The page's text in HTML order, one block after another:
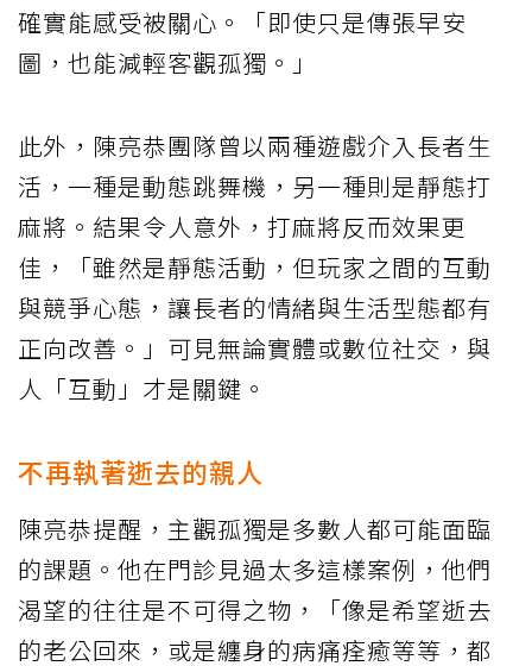
確實能感受被關心。「即使只是傳張早安
圖，也能減輕客觀孤獨。」
此外，陳亮恭團隊曾以兩種遊戲介入長者生
活，一種是動態跳舞機，另一種則是靜態打
麻將。結果令人意外，打麻將反而效果更
佳，「雖然是靜態活動，但玩家之間的互動
與競爭心態，讓長者的情緒與生活型態都有
正向改善。」可見無論實體或數位社交，與
人「互動」才是關鍵。
不再執著逝去的親人
陳亮恭提醒，主觀孤獨是多數人都可能面臨
的課題。他在門診見過太多這樣案例，他們
渴望的往往是不可得之物，「像是希望逝去
的老公回來，或是纏身的病痛痊癒等等，都